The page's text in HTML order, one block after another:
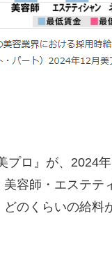
プロ』が、2024
容師・エステテ
のくらいの給料